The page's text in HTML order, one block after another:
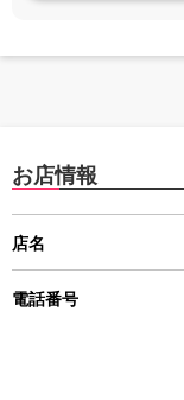
お店情報
店名
電話番号